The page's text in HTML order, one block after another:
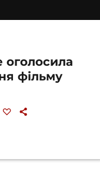
оголосила
фільму